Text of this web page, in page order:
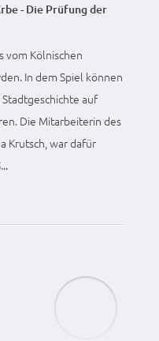
- Die Prüfung der
vom Kölnischen
In dem Spiel können
auf
Die Mitarbeiterin des
Krutsch, war dafür